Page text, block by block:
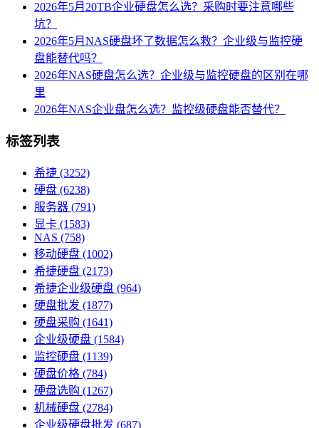
2026年5月20TB企业硬盘怎么选？采购时要注意哪些
坑？
2026年5月NAS硬盘坏了数据怎么救？企业级与监控硬
盘能替代吗？
2026年NAS硬盘怎么选？企业级与监控硬盘的区别在哪
里
2026年NAS企业盘怎么选？监控级硬盘能否替代？
标签列表
希捷 (3252)
硬盘 (6238)
服务器 (791)
显卡 (1583)
NAS (758)
移动硬盘 (1002)
希捷硬盘 (2173)
希捷企业级硬盘 (964)
硬盘批发 (1877)
硬盘采购 (1641)
企业级硬盘 (1584)
监控硬盘 (1139)
硬盘价格 (784)
硬盘选购 (1267)
机械硬盘 (2784)
企业级硬盘批发 (687)